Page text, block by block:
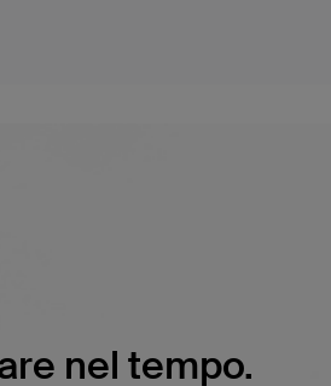
nel tempo.